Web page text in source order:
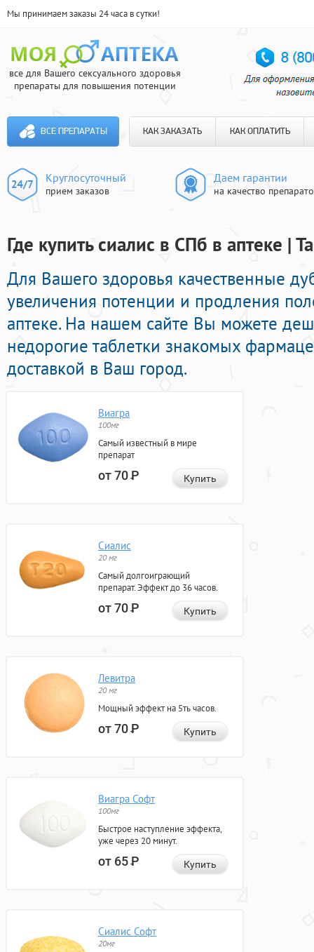
Мы принимаем заказы 24 часа в сутки!
все для Вашего сексуального здоровья
препараты для повышения потенции
ВСЕ ПРЕПАРАТЫ КАК ЗАКАЗАТЬ КАК ОПЛАТИТЬ
Круглосуточный
прием заказов
Даем гарантии
на качество
Где купить сиалис в СПб в аптеке |
Для Вашего здоровья качественные
увеличения потенции и продления
аптеке. На нашем сайте Вы можете
недорогие таблетки знакомых
доставкой в Ваш город.
Виагра
100мг
Самый известный в мире
препарат
от 70Р Купить
Сиалис
20 мг
Самый долгоиграющий
препарат. Эффект до 36 часов.
от 70Р Купить
Левитра
20 мг
Мощный эффект на 5ть часов.
от 70Р Купить
Виагра Софт
100мг
Быстрое наступление эффекта,
уже через 20 минут.
от 65Р Купить
Сиалис Софт
20мг